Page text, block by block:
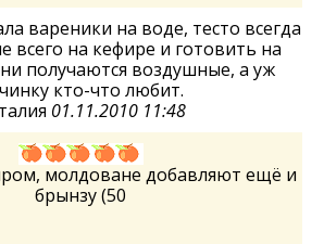
вареники на воде, тесто всегда
всего на кефире и готовить на
получаются воздушные, а уж
кто-что любит.
01.11.2010 11:48
молдоване добавляют ещё и
брынзу (50